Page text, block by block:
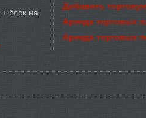
+ блок на
Добавить
Аренда торговых
Аренда торговых